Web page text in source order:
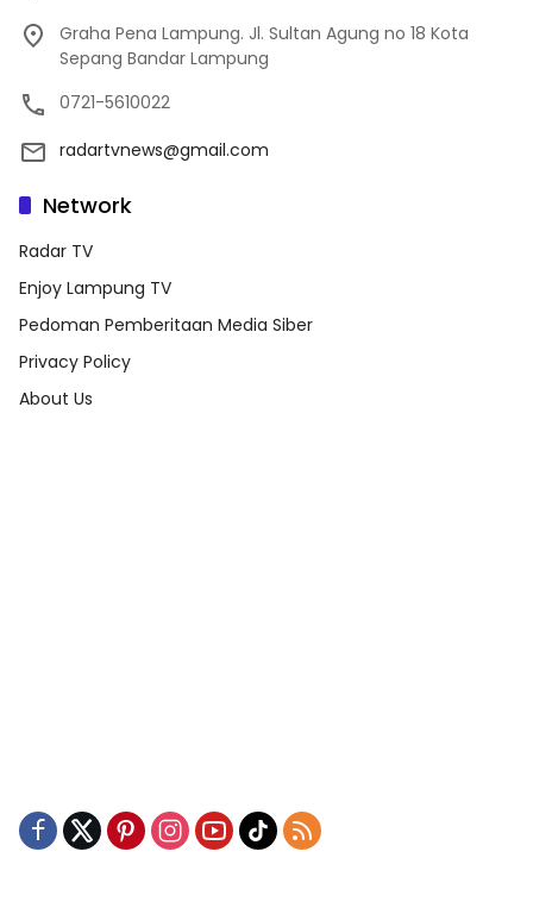
Graha Pena Lampung. Jl. Sultan Agung no 18 Kota
Sepang Bandar Lampung
0721-5610022
radartvnews@gmail.com
Network
Radar TV
Enjoy Lampung TV
Pedoman Pemberitaan Media Siber
Privacy Policy
About Us